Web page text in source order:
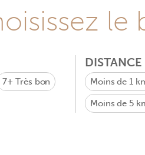
le
7+Très bon Moins de 1
Moins de 5